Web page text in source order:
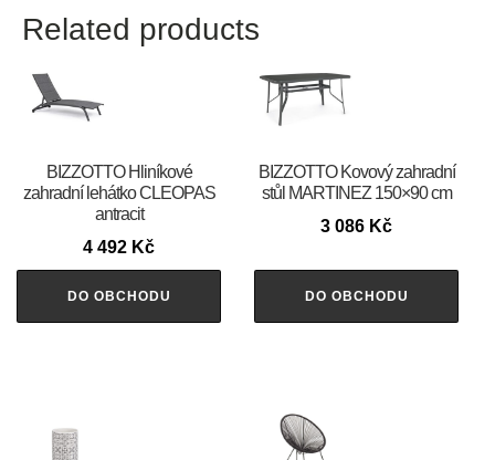
Related products
BIZZOTTO Hliníkové
zahradní lehátko CLEOPAS
antracit
4 492 Kč
DO OBCHODU
BIZZOTTO Kovový zahradní
stůl MARTINEZ 150×90 cm
3 086 Kč
DO OBCHODU